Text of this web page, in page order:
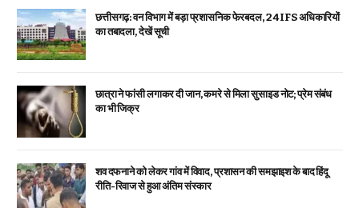
छत्तीसगढ़: वन विभाग में बड़ा प्रशासनिक फेरबदल, 24 IFS अधिकारियों
का तबादला, देखें सूची
छात्रा ने फांसी लगाकर दी जान, कमरे से मिला सुसाइड नोट; प्रेम संबंध
का भी जिक्र
शव दफनाने को लेकर गांव में विवाद, प्रशासन की समझाइश के बाद हिंदू
रीति-रिवाज से हुआ अंतिम संस्कार